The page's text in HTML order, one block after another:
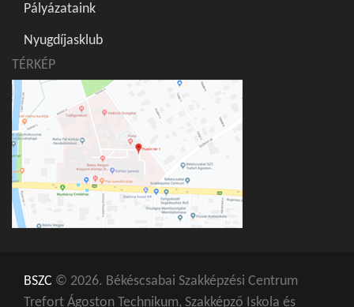
Pályázataink
Nyugdíjasklub
TÉRKÉP
BSZC © 2026. Békéscsabai Szakképzési Centrum
Trefort Ágoston Technikum, Szakképző Iskola és